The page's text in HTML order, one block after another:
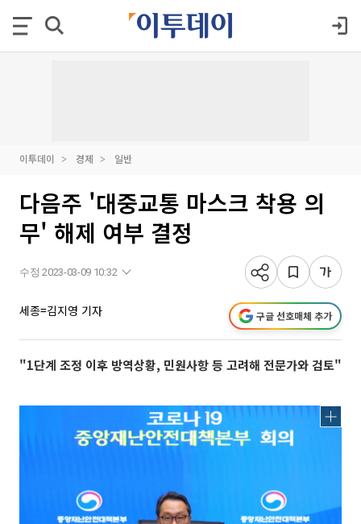
이투데이 경제 일반
다음주 '대중교통 마스크 착용 의
무' 해제 여부 결정
수정 2023-03-09 10:32
세종=김지영 기자 구글 선호매체 추가
"1단계 조정 이후 방역상황, 민원사항 등 고려해 전문가와 검토"